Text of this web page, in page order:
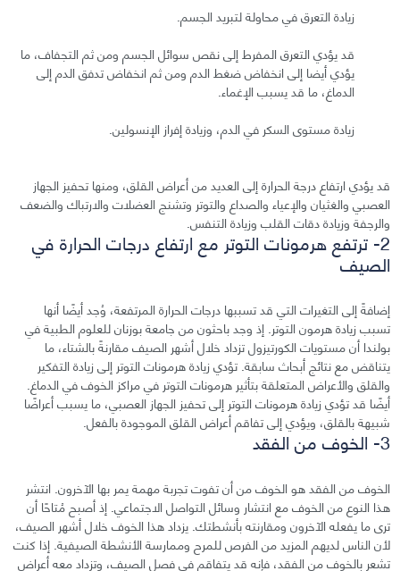
زيادة التعرق في محاولة لتبريد الجسم.
قد يؤدي التعرق المفرط إلى نقص سوائل الجسم ومن ثم التجفاف، ما
يؤدي أيضا إلى انخفاض ضغط الدم ومن ثم انخفاض تدفق الدم إلى
الدماغ، ما قد يسبب الإغماء.
زيادة مستوى السكر في الدم، وزيادة إفراز الإنسولين.
قد يؤدي ارتفاع درجة الحرارة إلى العديد من أعراض القلق، ومنها تحفيز الجهاز
العصبي والغثيان والإعياء والصداع والتوتر وتشنج العضلات والارتباك والضعف
والرجفة وزيادة دقات القلب وزيادة التنفس.
2- ترتفع هرمونات التوتر مع ارتفاع درجات الحرارة في
الصيف
إضافةً إلى التغيرات التي قد تسببها درجات الحرارة المرتفعة، وُجد أيضًا أنها
تسبب زيادة هرمون التوتر. إذ وجد باحثون من جامعة بوزنان للعلوم الطبية في
بولندا أن مستويات الكورتيزول تزداد خلال أشهر الصيف مقارنةً بالشتاء، ما
يتناقض مع نتائج أبحاث سابقة. تؤدي زيادة هرمونات التوتر إلى زيادة التفكير
والقلق والأعراض المتعلقة بتأثير هرمونات التوتر في مراكز الخوف في الدماغ.
أيضًا قد تؤدي زيادة هرمونات التوتر إلى تحفيز الجهاز العصبي، ما يسبب أعراضًا
شبيهة بالقلق، ويؤدي إلى تفاقم أعراض القلق الموجودة بالفعل.
3- الخوف من الفقد
الخوف من الفقد هو الخوف من أن تفوت تجربة مهمة يمر بها الآخرون. انتشر
هذا النوع من الخوف مع انتشار وسائل التواصل الاجتماعي. إذ أصبح مُتاحًا أن
ترى ما يفعله الآخرون ومقارنته بأنشطتك. يزداد هذا الخوف خلال أشهر الصيف،
لأن الناس لديهم المزيد من الفرص للمرح وممارسة الأنشطة الصيفية. إذا كنت
تشعر بالخوف من الفقد، فإنه قد يتفاقم في فصل الصيف، وتزداد معه أعراض